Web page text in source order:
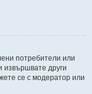
потребители или
извършвате други
се с модератор или